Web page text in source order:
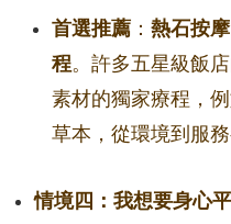
首選推薦 ： 熱石按摩
程。許多五星級飯
素材的獨家療程，
草本，從環境到服
情境四：我想要身心